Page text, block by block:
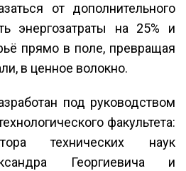
от дополнительного
энергозатраты на 25% и
прямо в поле, превращая
в ценное волокно.
под руководством
факультета:
технических наук
Георгиевича и